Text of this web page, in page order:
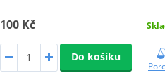
100 Kč
Do košíku